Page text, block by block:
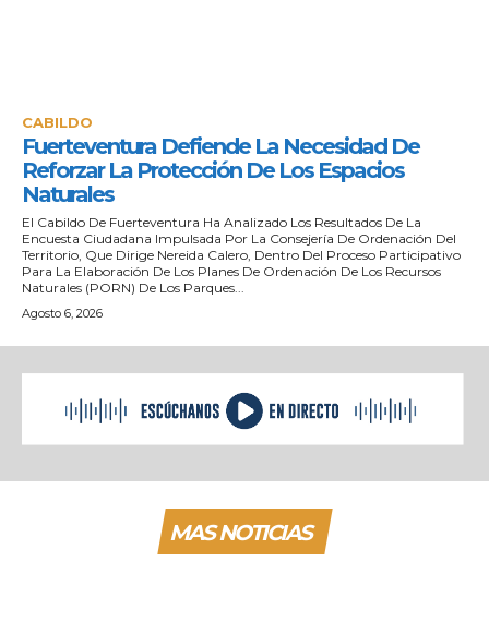
CABILDO
Fuerteventura Defiende La Necesidad De
Reforzar La Protección De Los Espacios
Naturales
El Cabildo De Fuerteventura Ha Analizado Los Resultados De La
Encuesta Ciudadana Impulsada Por La Consejería De Ordenación Del
Territorio, Que Dirige Nereida Calero, Dentro Del Proceso Participativo
Para La Elaboración De Los Planes De Ordenación De Los Recursos
Naturales (PORN) De Los Parques...
Agosto 6, 2026
MAS NOTICIAS